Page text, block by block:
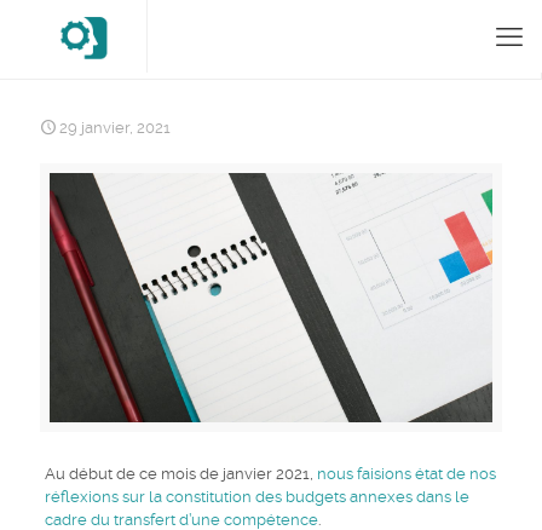
29 janvier, 2021
Au début de ce mois de janvier 2021, nous faisions état de nos
réflexions sur la constitution des budgets annexes dans le
cadre du transfert d’une compétence.